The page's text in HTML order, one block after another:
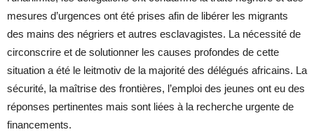
mesures d’urgences ont été prises afin de libérer les migrants
des mains des négriers et autres esclavagistes. La nécessité de
circonscrire et de solutionner les causes profondes de cette
situation a été le leitmotiv de la majorité des délégués africains. La
sécurité, la maîtrise des frontières, l’emploi des jeunes ont eu des
réponses pertinentes mais sont liées à la recherche urgente de
financements.